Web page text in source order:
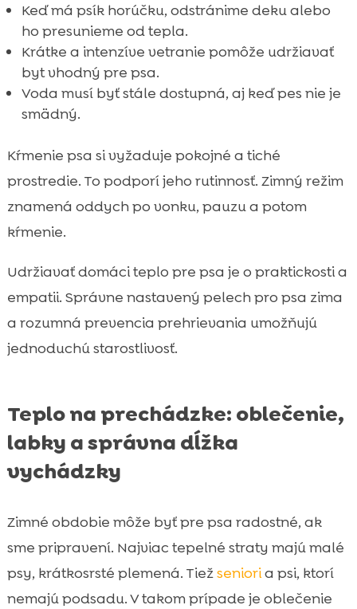
Keď má psík horúčku, odstránime deku alebo
ho presunieme od tepla.
Krátke a intenzíve vetranie pomôže udržiavať
byt vhodný pre psa.
Voda musí byť stále dostupná, aj keď pes nie je
smädný.
Kŕmenie psa si vyžaduje pokojné a tiché
prostredie. To podporí jeho rutinnosť. Zimný režim
znamená oddych po vonku, pauzu a potom
kŕmenie.
Udržiavať domáci teplo pre psa je o praktickosti a
empatii. Správne nastavený pelech pro psa zima
a rozumná prevencia prehrievania umožňujú
jednoduchú starostlivosť.
Teplo na prechádzke: oblečenie,
labky a správna dĺžka
vychádzky
Zimné obdobie môže byť pre psa radostné, ak
sme pripravení. Najviac tepelné straty majú malé
psy, krátkosrsté plemená. Tiežsenioria psi, ktorí
nemajú podsadu. V takom prípade je oblečenie